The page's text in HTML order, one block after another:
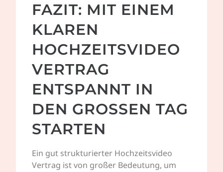
FAZIT: MIT EINEM
KLAREN
HOCHZEITSVIDEO
VERTRAG
ENTSPANNT IN
DEN GROSSEN TAG S
TARTEN
Ein gut strukturierter Hochzeitsvideo
Vertrag ist von großer Bedeutung, um